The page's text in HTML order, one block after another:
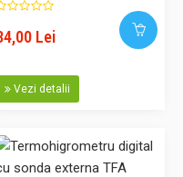
spate, afisare
nivel comfort, functii
snooze. Culoare rama:
1,5 V AA. Caracteristici
Lei
Vezi detalii